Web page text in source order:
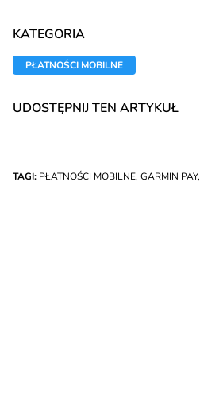
KATEGORIA
PŁATNOŚCI MOBILNE
UDOSTĘPNIJ TEN ARTYKUŁ
TAGI: PŁATNOŚCI MOBILNE, GARMIN PAY,